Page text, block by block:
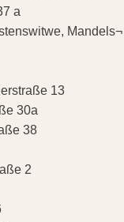
a
Mandels¬
13
30a
38
2